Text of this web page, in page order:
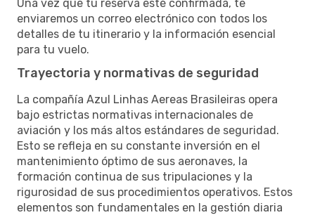
Una vez que tu reserva esté confirmada, te
enviaremos un correo electrónico con todos los
detalles de tu itinerario y la información esencial
para tu vuelo.
Trayectoria y normativas de seguridad
La compañía Azul Linhas Aereas Brasileiras opera
bajo estrictas normativas internacionales de
aviación y los más altos estándares de seguridad.
Esto se refleja en su constante inversión en el
mantenimiento óptimo de sus aeronaves, la
formación continua de sus tripulaciones y la
rigurosidad de sus procedimientos operativos. Estos
elementos son fundamentales en la gestión diaria